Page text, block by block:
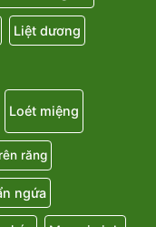
Làm trắng da
Loét miệng
răng
ngứa